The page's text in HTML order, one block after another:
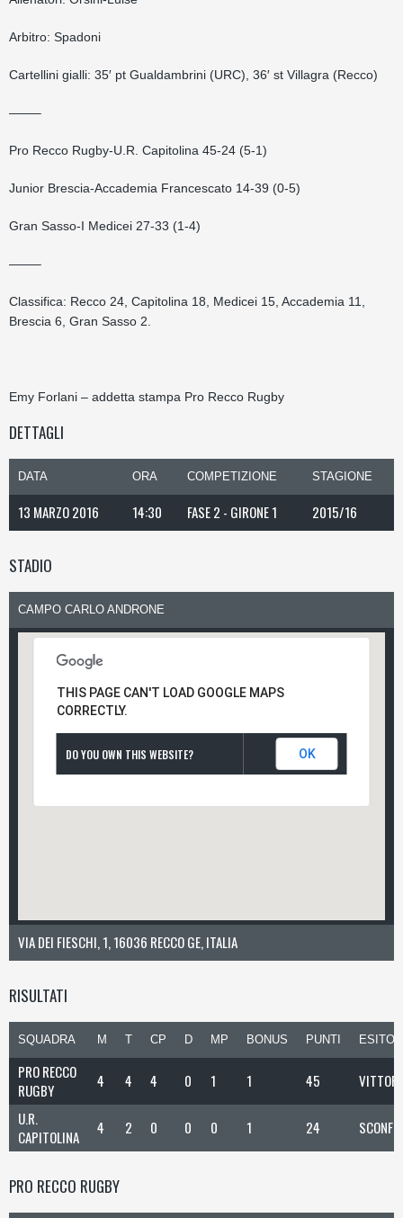
Arbitro: Spadoni
Cartellini gialli: 35′ pt Gualdambrini (URC), 36′ st Villagra (Recco)
——–
Pro Recco Rugby-U.R. Capitolina 45-24 (5-1)
Junior Brescia-Accademia Francescato 14-39 (0-5)
Gran Sasso-I Medicei 27-33 (1-4)
——–
Classifica: Recco 24, Capitolina 18, Medicei 15, Accademia 11,
Brescia 6, Gran Sasso 2.
Emy Forlani – addetta stampa Pro Recco Rugby
DETTAGLI
DATA ORA COMPETIZIONE STAGIONE
13 MARZO 2016 14:30 FASE 2 - GIRONE 1 2015/16
STADIO
CAMPO CARLO ANDRONE
THIS PAGE CAN'T LOAD GOOGLE MAPS
CORRECTLY.
DO YOU OWN THIS WEBSITE? OK
VIA DEI FIESCHI, 1, 16036 RECCO GE, ITALIA
RISULTATI
SQUADRA M T CP D MP BONUS PUNTI ESITO
PRO RECCO
RUGBY
4 4 4 0 1 1 45
U.R.
CAPITOLINA
4 2 0 0 0 1 24
PRO RECCO RUGBY